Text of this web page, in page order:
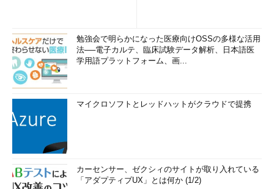
勉強会で明らかになった医療向けOSSの多様な活用
法──電子カルテ、臨床試験データ解析、日本語医
学用語プラットフォーム、画...
マイクロソフトとレッドハットがクラウドで提携
カーセンサー、ゼクシィのサイトが取り入れている
「アダプティブUX」とは何か (1/2)